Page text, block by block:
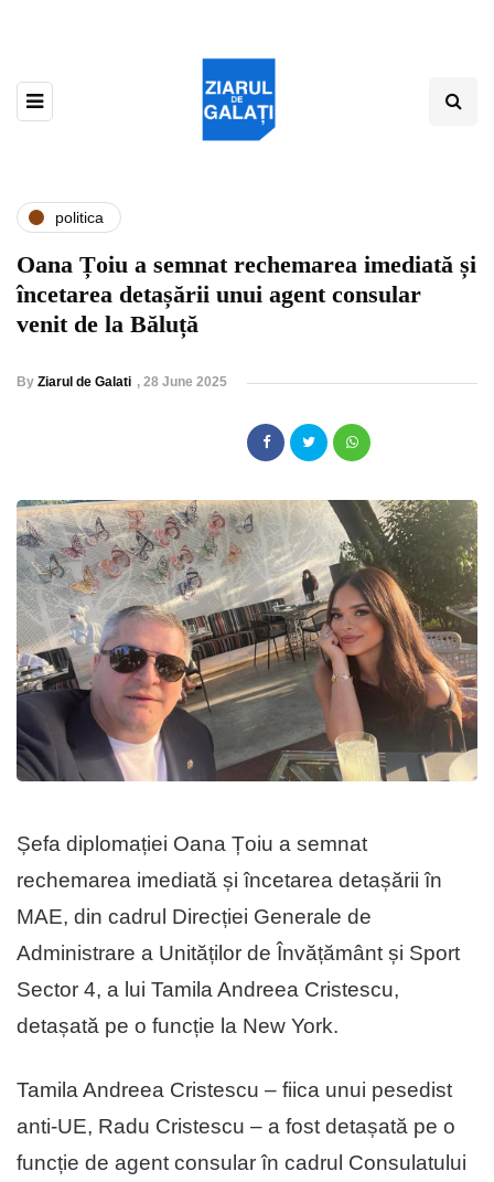
politica
Oana Țoiu a semnat rechemarea imediată și
încetarea detașării unui agent consular
venit de la Băluță
By Ziarul de Galati , 28 June 2025
Șefa diplomației Oana Țoiu a semnat
rechemarea imediată și încetarea detașării în
MAE, din cadrul Direcției Generale de
Administrare a Unităților de Învățământ și Sport
Sector 4, a lui Tamila Andreea Cristescu,
detașată pe o funcție la New York.
Tamila Andreea Cristescu – fiica unui pesedist
anti-UE, Radu Cristescu – a fost detașată pe o
funcție de agent consular în cadrul Consulatului